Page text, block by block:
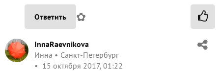
Ответить ✿
InnaRaevnikova
Инна
Санкт-Петербург
15 октября 2017, 01:22